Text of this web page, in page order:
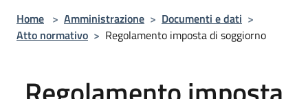
Home > Amministrazione > Documenti e dati >
Atto normativo > Regolamento imposta di soggiorno